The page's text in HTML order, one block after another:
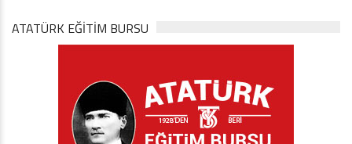
ATATÜRK EĞITIM BURSU